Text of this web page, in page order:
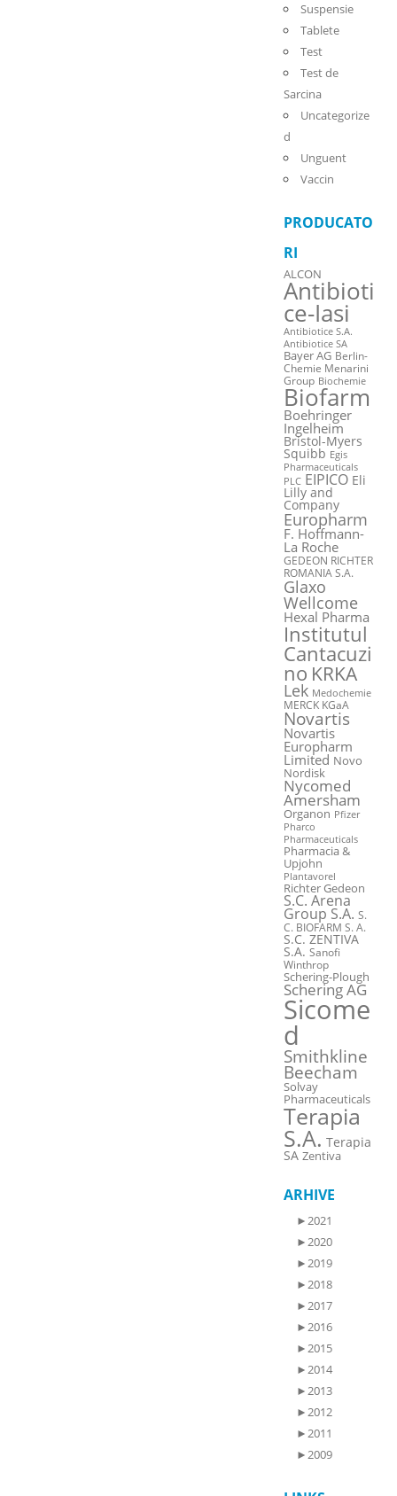
Suspensie
Tablete
Test
Test de
Sarcina
Uncategorize
d
Unguent
Vaccin
PRODUCATO
RI
ALCON
Antibioti
ce-Iasi
Antibiotice S.A.
Antibiotice SA
Bayer AG Berlin-
Chemie Menarini
Group Biochemie
Biofarm
Boehringer
Ingelheim
Bristol-Myers
Squibb Egis
Pharmaceuticals
PLC EIPICO Eli
Lilly and
Company
Europharm
F. Hoffmann-
La Roche
GEDEON RICHTER
ROMANIA S.A.
Glaxo
Wellcome
Hexal Pharma
Institutul
Cantacuzi
no KRKA
Lek Medochemie
MERCK KGaA
Novartis
Novartis
Europharm
Limited Novo
Nordisk
Nycomed
Amersham
Organon Pfizer
Pharco
Pharmaceuticals
Pharmacia &
Upjohn
Plantavorel
Richter Gedeon
S.C. Arena
Group S.A. S.
C. BIOFARM S. A.
S.C. ZENTIVA
S.A. Sanofi
Winthrop
Schering-Plough
Schering AG
Sicome
d
Smithkline
Beecham
Solvay
Pharmaceuticals
Terapia
S.A. Terapia
SA Zentiva
ARHIVE
►2021
►2020
►2019
►2018
►2017
►2016
►2015
►2014
►2013
►2012
►2011
►2009